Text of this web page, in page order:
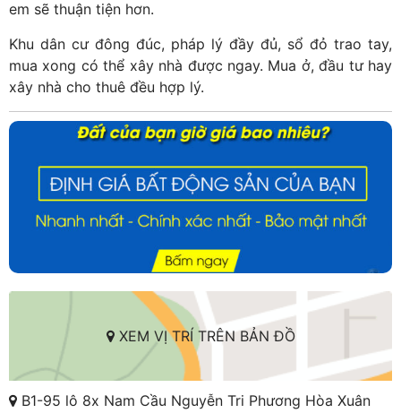
em sẽ thuận tiện hơn.
Khu dân cư đông đúc, pháp lý đầy đủ, sổ đỏ trao tay,
mua xong có thể xây nhà được ngay. Mua ở, đầu tư hay
xây nhà cho thuê đều hợp lý.
XEM VỊ TRÍ TRÊN BẢN ĐỒ
B1-95 lô 8x Nam Cầu Nguyễn Tri Phương Hòa Xuân